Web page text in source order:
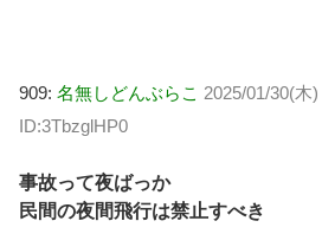
909: 名無しどんぶらこ 2025/01/30(木
ID:3TbzglHP0
事故って夜ばっか
民間の夜間飛行は禁止すべき